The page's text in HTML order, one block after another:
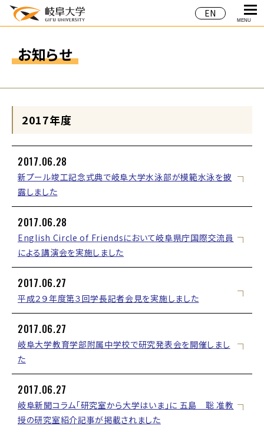
EN
MENU
お知らせ
2017年度
2017.06.28
新プール竣工記念式典で岐阜大学水泳部が模範水泳を披
露しました
2017.06.28
English Circle of Friendsにおいて岐阜県庁国際交流員
による講演会を実施しました
2017.06.27
平成２９年度第３回学長記者会見を実施しました
2017.06.27
岐阜大学教育学部附属中学校で研究発表会を開催しまし
た
2017.06.27
岐阜新聞コラム「研究室から大学はいま」に 五島 聡 准教
授の研究室紹介記事が掲載されました